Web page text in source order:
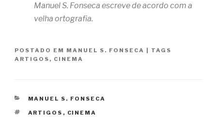
Manuel S. Fonseca escreve de acordo com a
velha ortografia.
POSTADO EM MANUEL S. FONSECA
TAGS
ARTIGOS , CINEMA
CATEGORIAS
MANUEL S. FONSECA
TAGS
ARTIGOS , CINEMA